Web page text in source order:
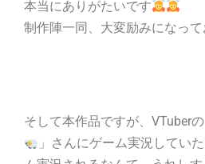
本当にありがたいです
制作陣一同、大変励みになって
そして本作品ですが、VTuber
」さんにゲーム実況してい